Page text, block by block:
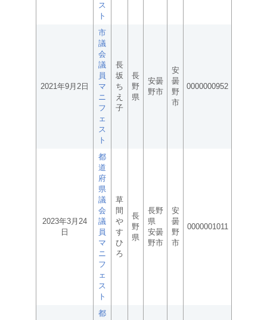
ス
ト
2021年9月2日
市
議
会
議
員
マ
ニ
フ
ェ
ス
ト
長
坂
ち
え
子
長
野
県
安曇
野市
安
曇
野
市
0000000952
2023年3月24
日
都
道
府
県
議
会
議
員
マ
ニ
フ
ェ
ス
ト
草
間
や
す
ひ
ろ
長
野
県
長野
県
安曇
野市
安
曇
野
市
0000001011
都